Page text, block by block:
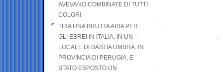
AVEVANO COMBINATE DI TUTTI
COLORI
TIRA UNA BRUTTA ARIA PER
GLI EBREI IN ITALIA. IN UN
LOCALE DI BASTIA UMBRA, IN
PROVINCIA DI PERUGIA, E’
STATO ESPOSTO UN